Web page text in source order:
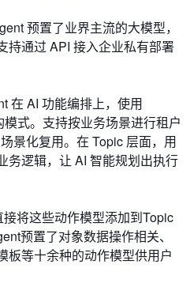
预置了业界主流的大模型，
持通过 API 接入企业私有部署
在 AI 功能编排上，使用
式。支持按业务场景进行租户
景化复用。在 Topic 层面，用
务逻辑，让 AI 智能规划出执行
接将这些动作模型添加到Topic
预置了对象数据操作相关、
板等十余种的动作模型供用户